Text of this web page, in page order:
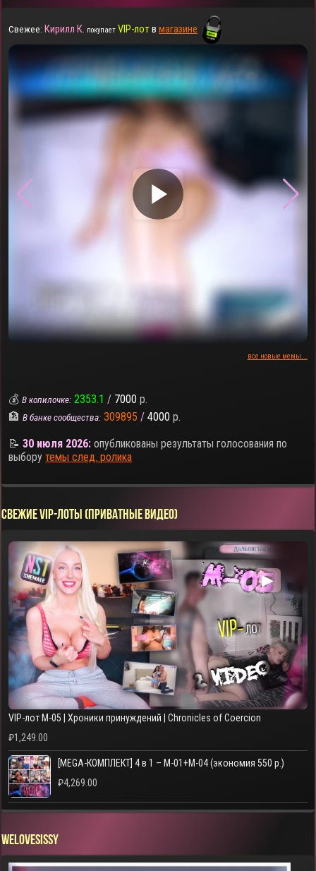
Свежее: Кирилл К. покупает VIP-лотвмагазине
▶
все новые мемы...
💰В копилочке: 2353.1 / 7000 р.
🏦В банке сообщества: 309895 / 4000 р.
📝30 июля 2026: опубликованы результаты голосования по
выборутемы след. ролика
СВЕЖИЕ VIP-ЛОТЫ (ПРИВАТНЫЕ ВИДЕО)
▶
VIP-лот M-05 | Хроники принуждений | Chronicles of Coercion
₽1,249.00
[MEGA-КОМПЛЕКТ] 4 в 1 – M-01+M-04 (экономия 550 р.)
₽4,269.00
WELOVESISSY